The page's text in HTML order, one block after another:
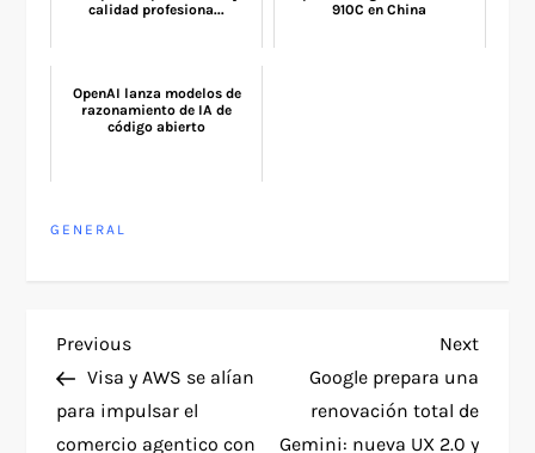
calidad profesiona...
910C en China
OpenAI lanza modelos de
razonamiento de IA de
código abierto
GENERAL
P
o
Previous
Post
Previous
Visa y AWS se alían
para impulsar el
comercio agentico con
Next
Post
Next
Google prepara una
renovación total de
Gemini: nueva UX 2.0 y